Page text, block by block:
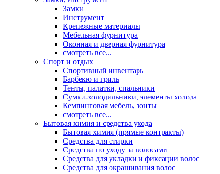
Замки
Инструмент
Крепежные материалы
Мебельная фурнитура
Оконная и дверная фурнитура
смотреть все...
Спорт и отдых
Спортивный инвентарь
Барбекю и гриль
Тенты, палатки, спальники
Сумки-холодильники, элементы холода
Кемпинговая мебель, зонты
смотреть все...
Бытовая химия и средства ухода
Бытовая химия (прямые контракты)
Средства для стирки
Средства по уходу за волосами
Средства для укладки и фиксации волос
Средства для окрашивания волос